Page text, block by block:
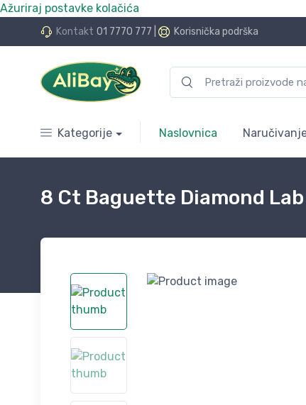
Ažuriraj postavke kolačića
Kontakt 01 7770 777 Korisnička podrška
24 rate bez kamata
Kategorije Naslovnica
8 Ct Baguette Diamond